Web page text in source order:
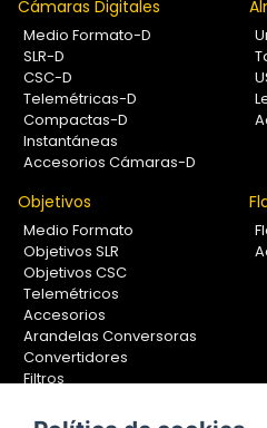
Cámaras Digitales
Medio Formato-D
SLR-D
CSC-D
Telemétricas-D
Compactas-D
Instantáneas
Accesorios Cámaras-D
Objetivos
Medio Formato
Objetivos SLR
Objetivos CSC
Telemétricos
Accesorios
Arandelas Conversoras
Convertidores
Filtros
Calibradores